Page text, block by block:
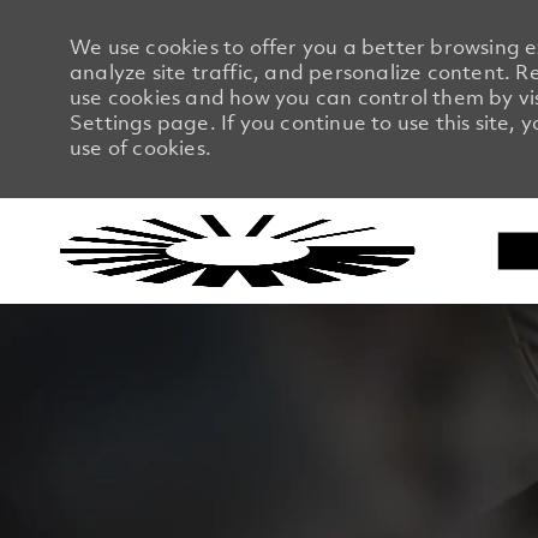
We use cookies to offer you a better browsing
analyze site traffic, and personalize content.
use cookies and how you can control them by
Settings page. If you continue to use this site,
use of cookies.